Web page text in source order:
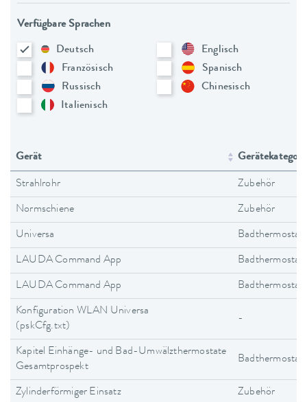
Verfügbare Sprachen
Deutsch
Englisch
Französisch
Spanisch
Russisch
Chinesisch
Italienisch
Gerät
Strahlrohr Zubehör
Normschiene Zubehör
Universa
LAUDA Command App
LAUDA Command App
Konfiguration WLAN Universa
(pskCfg.txt)
-
Kapitel Einhänge- und Bad-Umwälzthermostate
Gesamtprospekt
Zylinderförmiger Einsatz Zubehör